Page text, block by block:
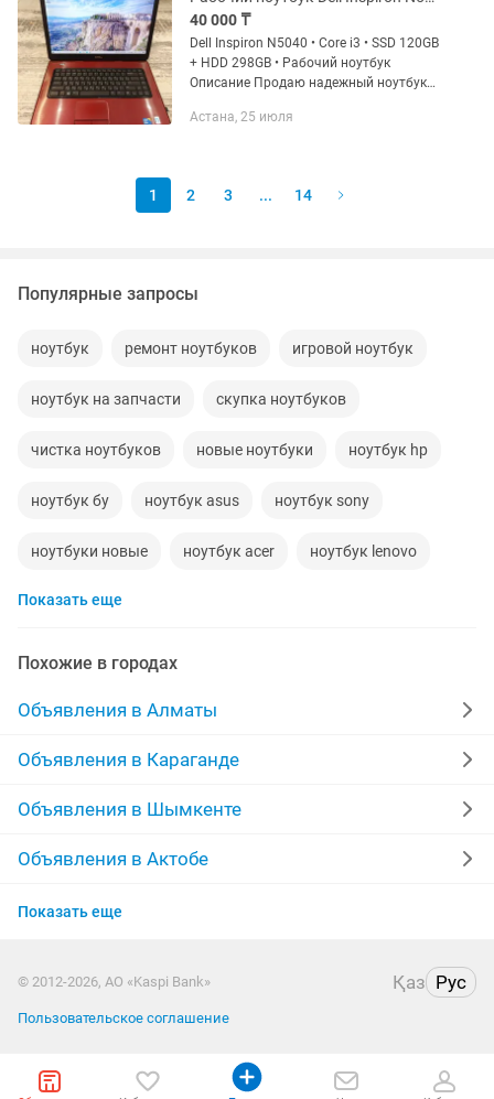
40 000 ₸
Dell Inspiron N5040 • Core i3 • SSD 120GB
+ HDD 298GB • Рабочий ноутбук
Описание Продаю надежный ноутбук
учебы, офиса, интернета и фильмов.
Астана, 25 июля
1 2 3 ... 14
Популярные запросы
ноутбук ремонт ноутбуков игровой ноутбук
ноутбук на запчасти скупка ноутбуков
чистка ноутбуков новые ноутбуки ноутбук hp
ноутбук бу ноутбук asus ноутбук sony
ноутбуки новые ноутбук acer ноутбук lenovo
ноутбуки караганда
lenovo игровой ноутбук
Показать еще
Похожие в городах
Объявления в Алматы
Объявления в Караганде
Объявления в Шымкенте
Объявления в Актобе
Объявления в Актау
Объявления в Павлодаре
Показать еще
© 2012-2026, АО «Kaspi Bank» Қаз Рус
Пользовательское соглашение